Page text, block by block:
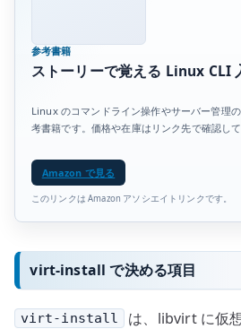
参考書籍
ストーリーで覚える Linux CLI
Linux のコマンドライン操作やサーバー管理
考書籍です。価格や在庫はリンク先で確認して
Amazon で見る
このリンクは Amazon アソシエイトリンクです。
virt-install で決める項目
virt-install は、libvirt に仮